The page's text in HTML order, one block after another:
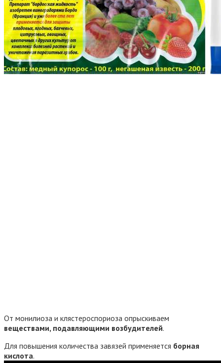
От монилиоза и клястероспориоза опрыскиваем
веществами, подавляющими возбудителей.
Для повышения количества завязей применяется борная
кислота.